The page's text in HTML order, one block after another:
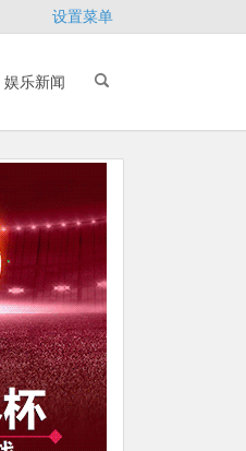
设置菜单
娱乐新闻